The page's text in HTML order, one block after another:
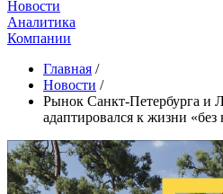
Новости
Аналитика
Компании
Главная /
Новости /
Рынок Санкт-Петербурга и
адаптировался к жизни «без